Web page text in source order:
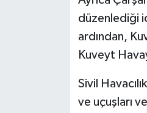
düzenlediği
ardından,
Kuveyt
Sivil
ve uçuşları